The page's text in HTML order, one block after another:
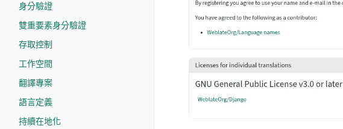
身分驗證
雙重要素身分驗證
存取控制
工作空間
翻譯專案
語言定義
持續在地化